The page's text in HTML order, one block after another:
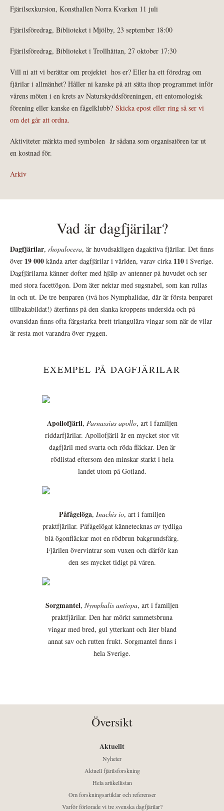
Fjärilsexkursion, Konsthallen Norra Kvarken 11 juli
Fjärilsföredrag, Biblioteket i Mjölby, 23 september 18:00
Fjärilsföredrag, Biblioteket i Trollhättan, 27 oktober 17:30
Vill ni att vi berättar om projektet hos er? Eller ha ett föredrag om
fjärilar i allmänhet? Håller ni kanske på att sätta ihop programmet inför
vårens möten i en krets av Naturskyddsföreningen, ett entomologisk
förening eller kanske en fågelklubb? Skicka epost eller ring så ser vi
om det går att ordna.
Aktiviteter märkta med symbolen är sådana som organisatören tar ut
en kostnad för.
Arkiv
Vad är dagfjärilar?
Dagfjärilar, rhopalocera, är huvudsakligen dagaktiva fjärilar. Det finns
över 19 000 kända arter dagfjärilar i världen, varav cirka 110 i Sverige.
Dagfjärilarna känner dofter med hjälp av antenner på huvudet och ser
med stora facettögon. Dom äter nektar med sugsnabel, som kan rullas
in och ut. De tre benparen (två hos Nymphalidae, där är första benparet
tillbakabildat!) återfinns på den slanka kroppens undersida och på
ovansidan finns ofta färgstarka brett triangulära vingar som när de vilar
är resta mot varandra över ryggen.
EXEMPEL PÅ DAGFJÄRILAR
Apollofjäril, Parnassius apollo, art i familjen
riddarfjärilar. Apollofjäril är en mycket stor vit
dagfjäril med svarta och röda fläckar. Den är
rödlistad eftersom den minskar starkt i hela
landet utom på Gotland.
Påfågelöga, Inachis io, art i familjen
praktfjärilar. Påfågelögat kännetecknas av tydliga
blå ögonfläckar mot en rödbrun bakgrundsfärg.
Fjärilen övervintrar som vuxen och därför kan
den ses mycket tidigt på våren.
Sorgmantel, Nymphalis antiopa, art i familjen
praktfjärilar. Den har mörkt sammetsbruna
vingar med bred, gul ytterkant och äter bland
annat sav och rutten frukt. Sorgmantel finns i
hela Sverige.
Översikt
Aktuellt
Nyheter
Aktuell fjärilsforskning
Hela artikellistan
Om forskningsartiklar och referenser
Varför förlorade vi tre svenska dagfjärilar?